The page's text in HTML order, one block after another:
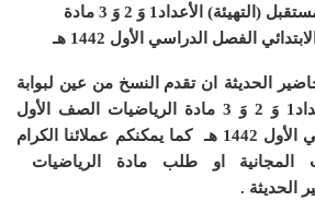
النسخ من عين لبوابة المستقبل (التهيئة) الأعداد1 وَ 2 وَ 3 مادة
الفصل الدراسي الأول 1442 هـ
الحديثة ان تقدم النسخ من عين لبوابة
المستقبل (التهيئة) الأعداد1 وَ 2 وَ 3 مادة الرياضيات الصف الأول
1442 هـ
كما يمكنكم عملائنا الكرام
المجانية او طلب مادة الرياضيات
الحديثة .